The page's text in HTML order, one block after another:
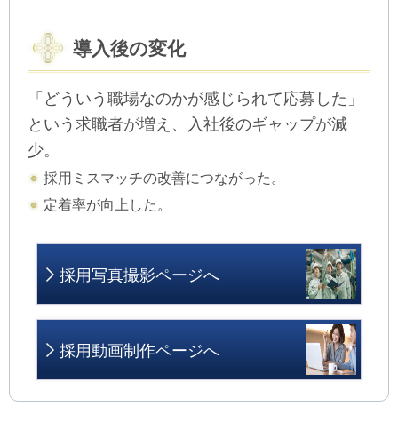
導入後の変化
「どういう職場なのかが感じられて応募した」
という求職者が増え、入社後のギャップが減
少。
採用ミスマッチの改善につながった。
定着率が向上した。
採用写真撮影ページへ
採用動画制作ページへ